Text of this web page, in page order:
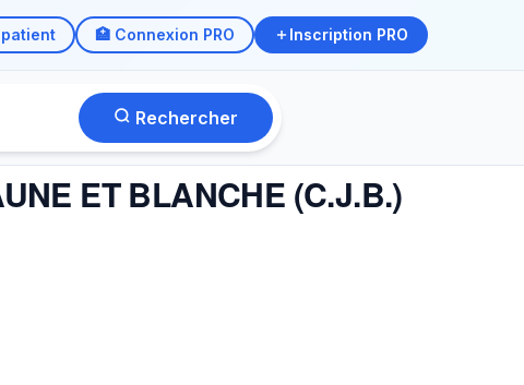
patient 🏥 Connexion PRO Inscription PRO
Rechercher
ET BLANCHE (C.J.B.)